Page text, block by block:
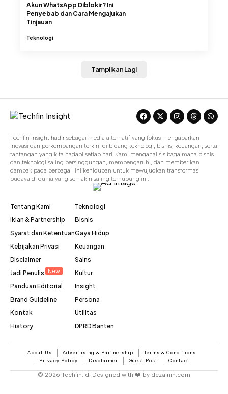
Akun WhatsApp Diblokir? Ini
Penyebab dan Cara Mengajukan
Tinjauan
Teknologi
Tampilkan Lagi
Techfin Insight hadir sebagai media alternatif yang fokus mengabarkan
inovasi dan perkembangan terkini di bidang teknologi, bisnis, keuangan, serta
tantangan yang kita hadapi setiap hari. Kami menganalisis bagaimana bisnis
dan teknologi saling bersinggungan, mempengaruhi, dan memberikan
dampak pada berbagai lini kehidupan untuk mewujudkan transformasi
budaya di dunia yang semakin saling terhubung ini.
Tentang Kami
Iklan & Partnership
Syarat dan Ketentuan
Kebijakan Privasi
Disclaimer
Jadi Penulis
New
Panduan Editorial
Brand Guideline
Kontak
History
Teknologi
Bisnis
Gaya Hidup
Keuangan
Sains
Kultur
Insight
Persona
Utilitas
DPRD Banten
About Us Advertising & Partnership
Terms & Conditions
Privacy Policy
Disclaimer Guest Post Contact
© 2026 Techfin.id. Designed with ❤️ by dezainin.com